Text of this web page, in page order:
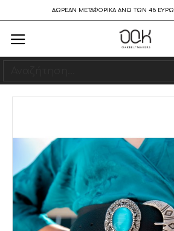
ΔΩΡΕΑΝ ΜΕΤΑΦΟΡΙΚΑ ΑΝΩ ΤΩΝ 45 ΕΥΡΩ